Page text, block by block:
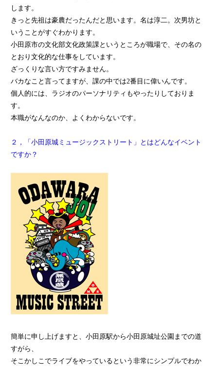
します。
きっと先祖は豪農だったんだと思います。名は淳二。次男坊と
いうことがすぐわかります。
小田原市の文化部文化政策課というところが職場で、その名の
とおり文化的な仕事をしています。
ざっくりな言い方ですみません。
バカなこと言ってますが、課の中では2番目に偉いんです。
個人的には、ラジオのパーソナリティもやったりしておりま
す。
本職がなんなのか、よくわからないです。
２，「小田原城ミュージックストリート」とはどんなイベント
ですか？
簡単に申し上げますと、小田原駅から小田原城址公園までの道
すがら、
そこかしこでライブをやっているという非常にシンプルでわか